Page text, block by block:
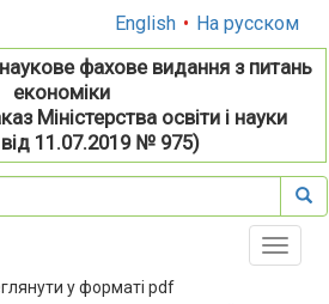
English • На русском
фахове видання з питань
економіки
Міністерства освіти і науки
11.07.2019 № 975)
Toggle